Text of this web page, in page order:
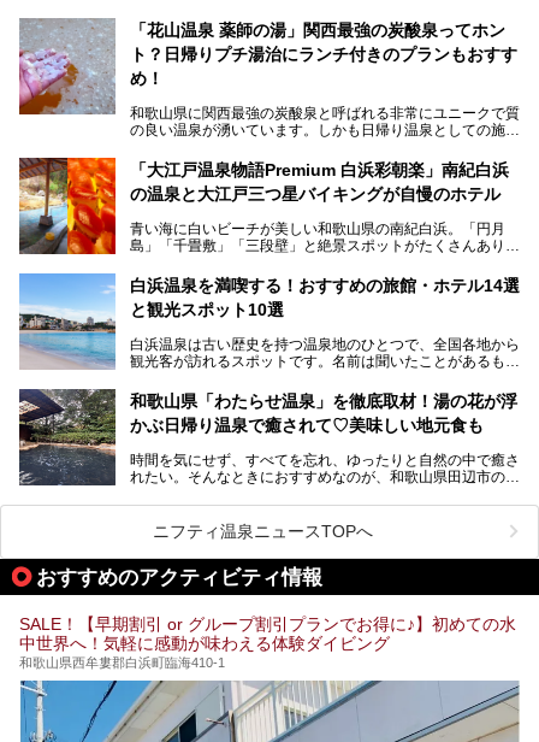
泉。日本一長いエスカレーターで「本館」と「山上館」を結
び、海を一望する絶景も。
6ヵ所のお風呂のうち5ヵ所までは日帰り入浴も可。可愛ら
しいカメさんの形の送迎船「浦島丸」に乗っていざ、温泉の
湧く竜宮城へ！
───
提供元：那智勝浦町【PR】
この記事は那智勝浦町のPR記事です。
「花山温泉 薬師の湯」関西最強の炭酸泉ってホン
ト？日帰りプチ湯治にランチ付きのプランもおすす
め！
和歌山県に関西最強の炭酸泉と呼ばれる非常にユニークで質
の良い温泉が湧いています。しかも日帰り温泉としての施設
薬師の湯」。朝一番のお風呂にはパリパリシャリシャリと膜
が張って、それを砕きながら入浴できるとか！
ンチに人気のお食事処メニューも紹介しちゃいます！
「大江戸温泉物語Premium 白浜彩朝楽」南紀白浜
の温泉と大江戸三つ星バイキングが自慢のホテル
青い海に白いビーチが美しい和歌山県の南紀白浜。「円月
島」「千畳敷」「三段壁」と絶景スポットがたくさんありま
場する歴史の古さから日本三古湯の一つにも。
そんな「南紀白浜温泉」の「大江戸温泉物語Premium 白浜
グ」がスタートしました。温泉＆バイキング＆レジャースポ
ットとしてのこのホテルの魅力をたっぷり体験してきたので
───
提供元：大江戸温泉物語ホテルズ＆リゾーツ株式会社【P
この記事は大江戸温泉物語Premium 白浜彩朝楽のPR記事で
す。
白浜温泉を満喫する！おすすめの旅館・ホテル14選
と観光スポット10選
白浜温泉は古い歴史を持つ温泉地のひとつで、全国各地から
観光客が訪れるスポットです。名前は聞いたことがあるもの
か、実は知らない方も多いのではないでしょうか。
そこで今回は、白浜温泉ビギナー向けの基本情報をご紹介し
浜温泉を訪れるなら外せない観光スポットも合わせてご紹介
します。
和歌山県「わたらせ温泉」を徹底取材！湯の花が浮
かぶ日帰り温泉で癒されて♡美味しい地元食も
時間を気にせず、すべてを忘れ、ゆったりと自然の中で癒さ
れたい。そんなときにおすすめなのが、和歌山県田辺市の
の豊かな山々を眺めながら、どんどん期待が膨らみますよ。
「わたらせ温泉」では、温泉に入れるだけではなく、地元の
特産品を使った食事をいただける「露天食堂」でお腹も満た
すことができます。ぜひチェックしてくださいね。
ニフティ温泉ニュースTOPへ
おすすめのアクティビティ情報
SALE！【早期割引 or グループ割引プランでお得に♪】初めての水
中世界へ！気軽に感動が味わえる体験ダイビング
和歌山県西牟婁郡白浜町臨海410-1